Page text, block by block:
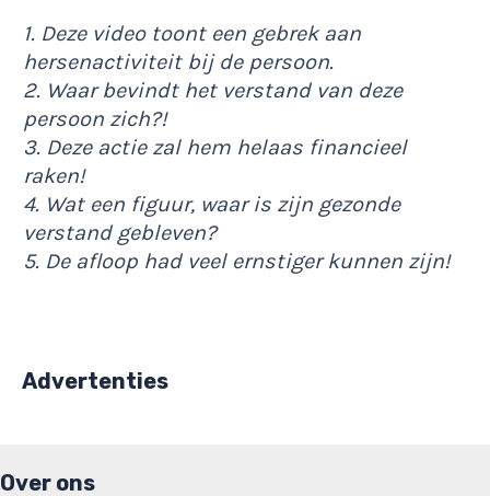
1. Deze video toont een gebrek aan
hersenactiviteit bij de persoon.
2. Waar bevindt het verstand van deze
persoon zich?!
3. Deze actie zal hem helaas financieel
raken!
4. Wat een figuur, waar is zijn gezonde
verstand gebleven?
5. De afloop had veel ernstiger kunnen zijn!
Advertenties
Over ons